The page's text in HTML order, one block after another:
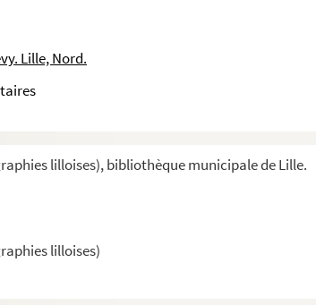
Lille, Nord.
lilloises), bibliothèque municipale de Lille.
lilloises)